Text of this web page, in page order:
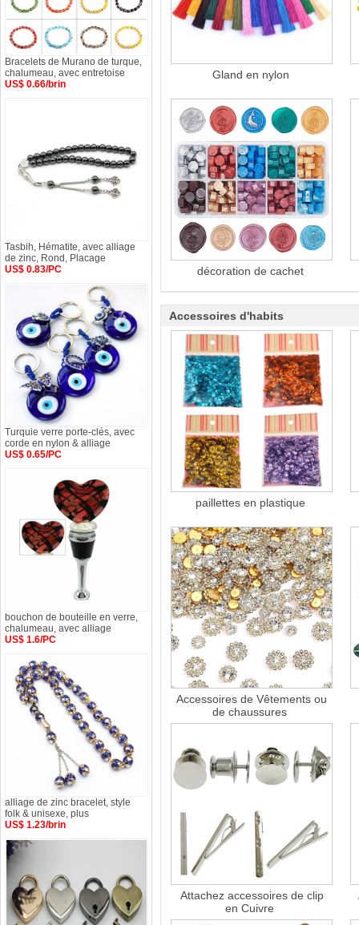
Gland en nylon
décoration de cachet
Accessoires d'habits
paillettes en plastique
Accessoires de Vêtements ou
de chaussures
Attachez accessoires de clip
en Cuivre
Bracelets de Murano de turque,
chalumeau, avec entretoise
US$ 0.66/brin
Tasbih, Hématite, avec alliage
de zinc, Rond, Placage
US$ 0.83/PC
Turquie verre porte-clés, avec
corde en nylon & alliage
US$ 0.65/PC
bouchon de bouteille en verre,
chalumeau, avec alliage
US$ 1.6/PC
alliage de zinc bracelet, style
folk & unisexe, plus
US$ 1.23/brin